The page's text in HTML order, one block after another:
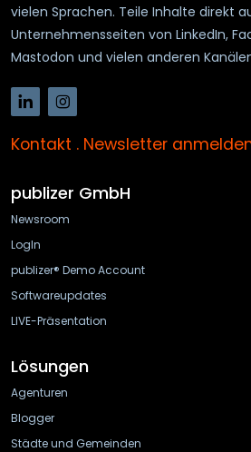
vielen Sprachen. Teile Inhalte direkt
Unternehmensseiten von LinkedIn,
Mastodon und vielen anderen
Kontakt . Newsletter
publizer GmbH
Newsroom
LogIn
publizer® Demo Account
Softwareupdates
LIVE-Präsentation
Lösungen
Agenturen
Blogger
Städte und Gemeinden